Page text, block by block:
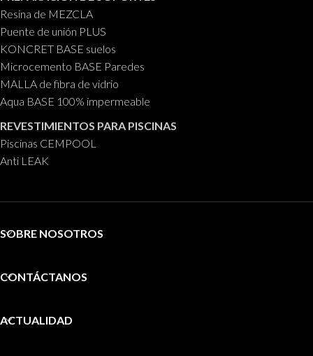
Resina de MEZCLA
Puente de unión PLUS
KONCRET BASE suelos
Microcemento BASE Paredes
MALLA de fibra de vidrio
Aqua BASE 100% impermeable
REVESTIMIENTOS PARA PISCINAS
Piscinas CEMPOOL
Anti LEAK
SOBRE NOSOTROS
CONTÁCTANOS
ACTUALIDAD